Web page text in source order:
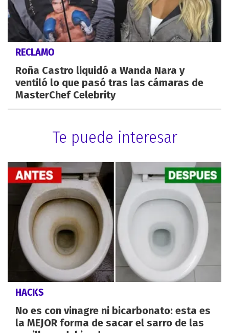
RECLAMO
Roña Castro liquidó a Wanda Nara y
ventiló lo que pasó tras las cámaras de
MasterChef Celebrity
Te puede interesar
HACKS
No es con vinagre ni bicarbonato: esta es
la MEJOR forma de sacar el sarro de las